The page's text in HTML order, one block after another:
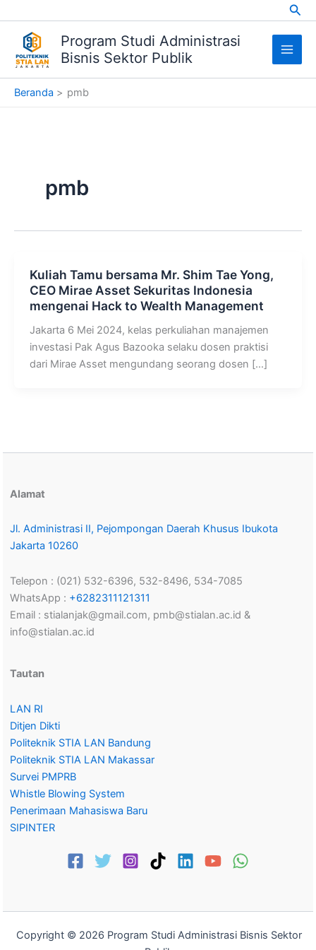
ke
konten
Cari
Program Studi Administrasi
Bisnis Sektor Publik
Beranda pmb
pmb
Kuliah Tamu bersama Mr. Shim Tae Yong,
CEO Mirae Asset Sekuritas Indonesia
mengenai Hack to Wealth Management
Jakarta 6 Mei 2024, kelas perkuliahan manajemen
investasi Pak Agus Bazooka selaku dosen praktisi
dari Mirae Asset mengundang seorang dosen […]
Alamat
Jl. Administrasi II, Pejompongan Daerah Khusus Ibukota
Jakarta 10260
Telepon : (021) 532-6396, 532-8496, 534-7085
WhatsApp : +6282311121311
Email : stialanjak@gmail.com, pmb@stialan.ac.id &
info@stialan.ac.id
Tautan
LAN RI
Ditjen Dikti
Politeknik STIA LAN Bandung
Politeknik STIA LAN Makassar
Survei PMPRB
Whistle Blowing System
Penerimaan Mahasiswa Baru
SIPINTER
Copyright © 2026 Program Studi Administrasi Bisnis Sektor